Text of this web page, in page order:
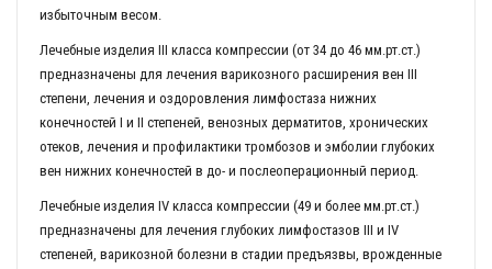
избыточным весом.
Лечебные изделия III класса компрессии (от 34 до 46 мм.рт.ст.)
предназначены для лечения варикозного расширения вен III
степени, лечения и оздоровления лимфостаза нижних
конечностей I и II степеней, венозных дерматитов, хронических
отеков, лечения и профилактики тромбозов и эмболии глубоких
вен нижних конечностей в до- и послеоперационный период.
Лечебные изделия IV класса компрессии (49 и более мм.рт.ст.)
предназначены для лечения глубоких лимфостазов III и IV
степеней, варикозной болезни в стадии предъязвы, врожденные